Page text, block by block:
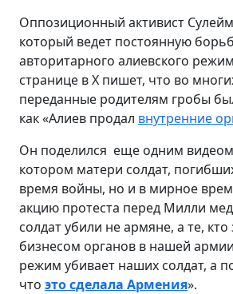
Оппозиционный активист
который ведет постоянную
авторитарного алиевского
странице в X пишет, что во
переданные родителям гробы
как «Алиев продал внутренние
Он поделился еще одним
котором матери солдат,
время войны, но и в мирное
акцию протеста перед Милли
солдат убили не армяне, а те,
бизнесом органов в нашей
режим убивает наших солдат, а
что это сделала Армения».